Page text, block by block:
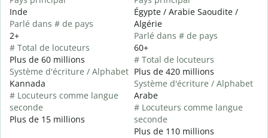
Inde
Parlé dans # de pays
2+
# Total de locuteurs
Plus de 60 millions
Système d'écriture / Alphabet
Kannada
# Locuteurs comme langue
seconde
Plus de 15 millions
Égypte / Arabie Saoudite /
Algérie
Parlé dans # de pays
60+
# Total de locuteurs
Plus de 420 millions
Système d'écriture / Alphabet
Arabe
# Locuteurs comme langue
seconde
Plus de 110 millions